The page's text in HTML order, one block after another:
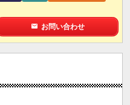
お問い合わせ